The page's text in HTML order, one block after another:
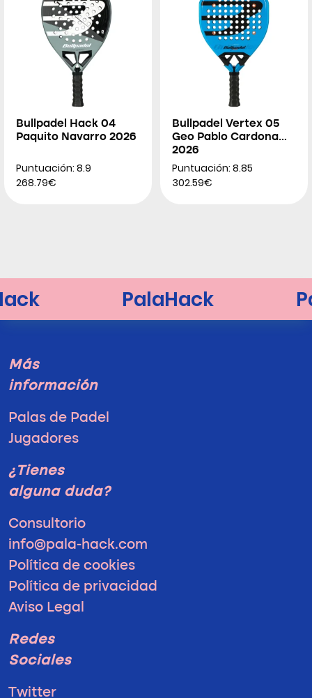
Bullpadel Hack 04
Paquito Navarro 2026
Puntuación: 8.9
268.79€
Bullpadel Vertex 05
Geo Pablo Cardona
2026
Puntuación: 8.85
302.59€
Más
información
Palas de Padel
Jugadores
¿Tienes
alguna duda?
Consultorio
info@pala-hack.com
Política de cookies
Política de privacidad
Aviso Legal
Redes
Sociales
Twitter